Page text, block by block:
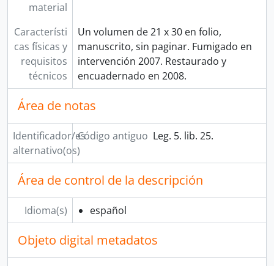
material
Característi
cas físicas y
requisitos
técnicos
Un volumen de 21 x 30 en folio,
manuscrito, sin paginar. Fumigado en
intervención 2007. Restaurado y
encuadernado en 2008.
Área de notas
Identificador/es
alternativo(os)
Código antiguo Leg. 5. lib. 25.
Área de control de la descripción
Idioma(s) español
Objeto digital metadatos